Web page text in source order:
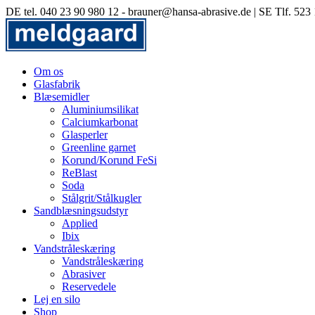
Skip
to
content
DE tel. 040 23 90 980 12 - brauner@hansa-abrasive.de | SE Tlf.
Om os
Glasfabrik
Blæsemidler
Aluminiumsilikat
Calciumkarbonat
Glasperler
Greenline garnet
Korund/Korund FeSi
ReBlast
Soda
Stålgrit/Stålkugler
Sandblæsningsudstyr
Applied
Ibix
Vandstråleskæring
Vandstråleskæring
Abrasiver
Reservedele
Lej en silo
Shop